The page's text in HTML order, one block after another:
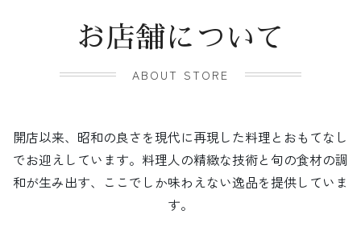
お店舗について
ABOUT STORE
開店以来、昭和の良さを現代に再現した料理とおもてなし
でお迎えしています。料理人の精緻な技術と旬の食材の調
和が生み出す、ここでしか味わえない逸品を提供していま
す。